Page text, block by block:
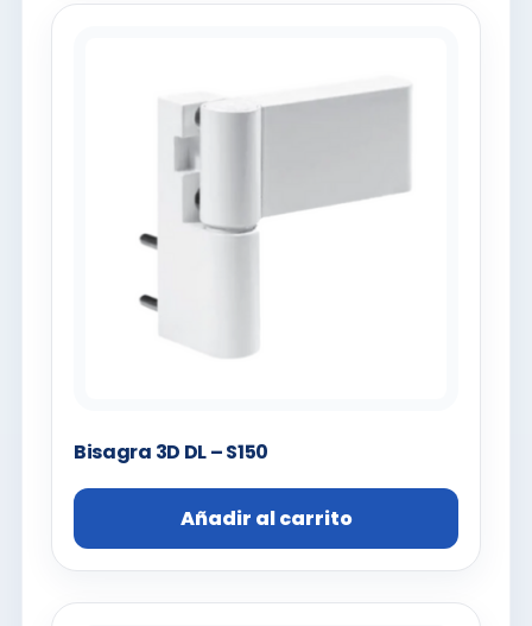
Bisagra 3D DL – S150
Añadir al carrito